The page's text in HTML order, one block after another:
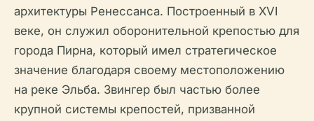
архитектуры Ренессанса. Построенный в XVI
веке, он служил оборонительной крепостью для
города Пирна, который имел стратегическое
значение благодаря своему местоположению
на реке Эльба. Звингер был частью более
крупной системы крепостей, призванной